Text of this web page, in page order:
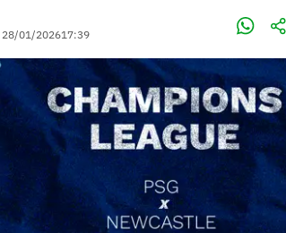
28/01/202617:39